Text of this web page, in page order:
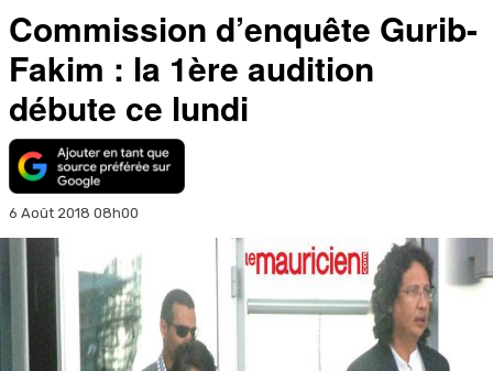
Commission d’enquête Gurib-
Fakim : la 1ère audition
débute ce lundi
6 Août 2018 08h00